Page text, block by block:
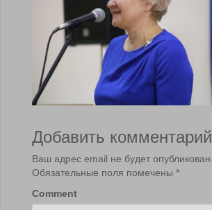
Добавить комментарий
Ваш адрес email не будет опубликован.
Обязательные поля помечены *
Comment